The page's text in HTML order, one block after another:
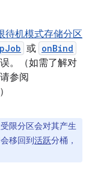
待机模式存储分区
或 onBind
。（如需了解对
参阅
限分区会对其产生
移回到活跃分桶，